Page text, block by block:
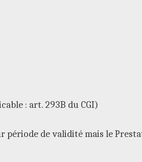
: art. 293B du CGI)
de validité mais le